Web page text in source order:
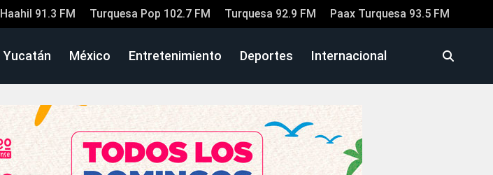
Haahil 91.3 FM Turquesa Pop 102.7 FM Turquesa 92.9 FM Paax Turquesa 93.5 FM
Yucatán México Entretenimiento Deportes Internacional